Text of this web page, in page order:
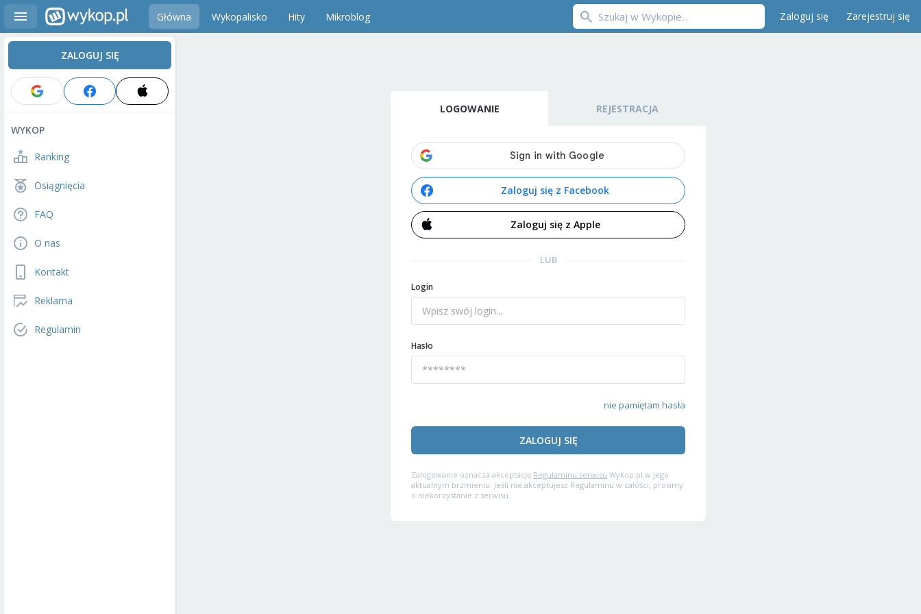
Główna Wykopalisko Hity Mikroblog Zaloguj się Zarejestruj się
ZALOGUJ SIĘ
WYKOP
Ranking
Osiągnięcia
FAQ
O nas
Kontakt
Reklama
Regulamin
LOGOWANIE REJESTRACJA
Zaloguj się z Facebook
Zaloguj się z Apple
LUB
Login
Hasło
nie pamiętam hasła
ZALOGUJ SIĘ
Zalogowanie oznacza akceptację Regulaminu serwisu Wykop.pl w jego
aktualnym brzmieniu. Jeśli nie akceptujesz Regulaminu w całości, prosimy
o niekorzystanie z serwisu.